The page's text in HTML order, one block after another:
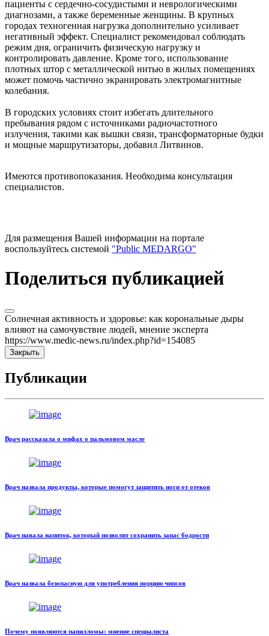
пациенты с сердечно-сосудистыми и неврологическими
диагнозами, а также беременные женщины. В крупных
городах техногенная нагрузка дополнительно усиливает
негативный эффект. Специалист рекомендовал соблюдать
режим дня, ограничить физическую нагрузку и
контролировать давление. Кроме того, использование
плотных штор с металлической нитью в жилых помещениях
может помочь частично экранировать электромагнитные
колебания.
В городских условиях стоит избегать длительного
пребывания рядом с источниками радиочастотного
излучения, такими как вышки связи, трансформаторные будки
и мощные маршрутизаторы, добавил Литвинов.
Имеются противопоказания. Необходима консультация
специалистов.
Для размещения Вашей информации на портале
воспользуйтесь системой "Public MEDARGO"
Поделиться публикацией
Солнечная активность и здоровье: как корональные дыры
влияют на самочувствие людей, мнение эксперта
https://www.medic-news.ru/index.php?id=154085
Закрыть
Публикации
Врач рассказала о мифах о пальмовом масле
Врач назвала продукты, которые помогут защитить ноги от отеков
Врач навала напиток, который позволит сохранить запас бодрости
Врач назвала безопасную для употребления порцию чипсов
Почему появляются папилломы: мнение специалиста